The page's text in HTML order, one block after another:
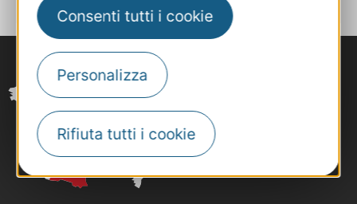
Consenti tutti i cookie
Personalizza
Rifiuta tutti i cookie